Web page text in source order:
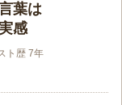
葉は
感
ト歴 7年